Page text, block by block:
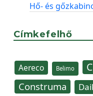
Hő- és
Címkefelhő
Aereco Belimo
Construma